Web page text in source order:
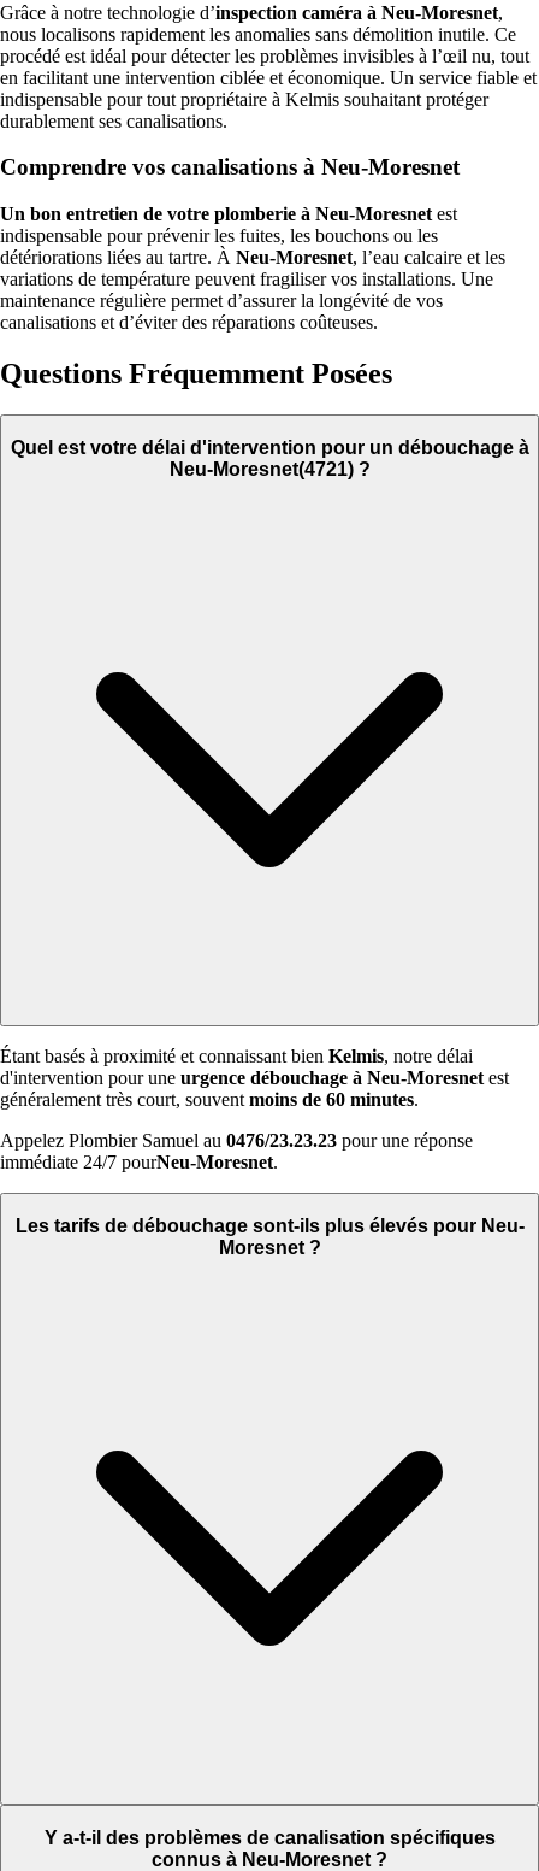
Grâce à notre technologie d’inspection caméra à Neu-Moresnet,
nous localisons rapidement les anomalies sans démolition inutile. Ce
procédé est idéal pour détecter les problèmes invisibles à l’œil nu, tout
en facilitant une intervention ciblée et économique. Un service fiable et
indispensable pour tout propriétaire à Kelmis souhaitant protéger
durablement ses canalisations.
Comprendre vos canalisations à Neu-Moresnet
Un bon entretien de votre plomberie à Neu-Moresnet est
indispensable pour prévenir les fuites, les bouchons ou les
détériorations liées au tartre. À Neu-Moresnet, l’eau calcaire et les
variations de température peuvent fragiliser vos installations. Une
maintenance régulière permet d’assurer la longévité de vos
canalisations et d’éviter des réparations coûteuses.
Questions Fréquemment Posées
Quel est votre délai d'intervention pour un débouchage à
Neu-Moresnet(4721) ?
Étant basés à proximité et connaissant bien Kelmis, notre délai
d'intervention pour une urgence débouchage à Neu-Moresnet est
généralement très court, souvent moins de 60 minutes.
Appelez Plombier Samuel au 0476/23.23.23 pour une réponse
immédiate 24/7 pourNeu-Moresnet.
Les tarifs de débouchage sont-ils plus élevés pour Neu-
Moresnet ?
Y a-t-il des problèmes de canalisation spécifiques
connus à Neu-Moresnet ?